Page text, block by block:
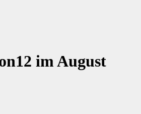
im August